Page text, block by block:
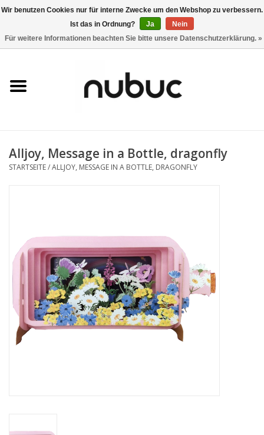
0 Artikel - CHF 0,00
Damen
Accessoires
Marken
Alljoy, Message in a Bottle, dragonfly
STARTSEITE/ALLJOY, MESSAGE IN A BOTTLE, DRAGONFLY
Wir benutzen Cookies nur für interne Zwecke um den Webshop zu verbessern.
Ist das in Ordnung?
Ja
Nein
Für weitere Informationen beachten Sie bitte unsere Datenschutzerklärung. »